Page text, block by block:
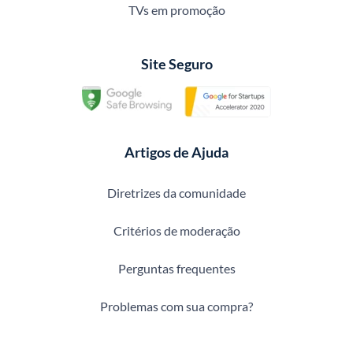
TVs em promoção
Site Seguro
Artigos de Ajuda
Diretrizes da comunidade
Critérios de moderação
Perguntas frequentes
Problemas com sua compra?